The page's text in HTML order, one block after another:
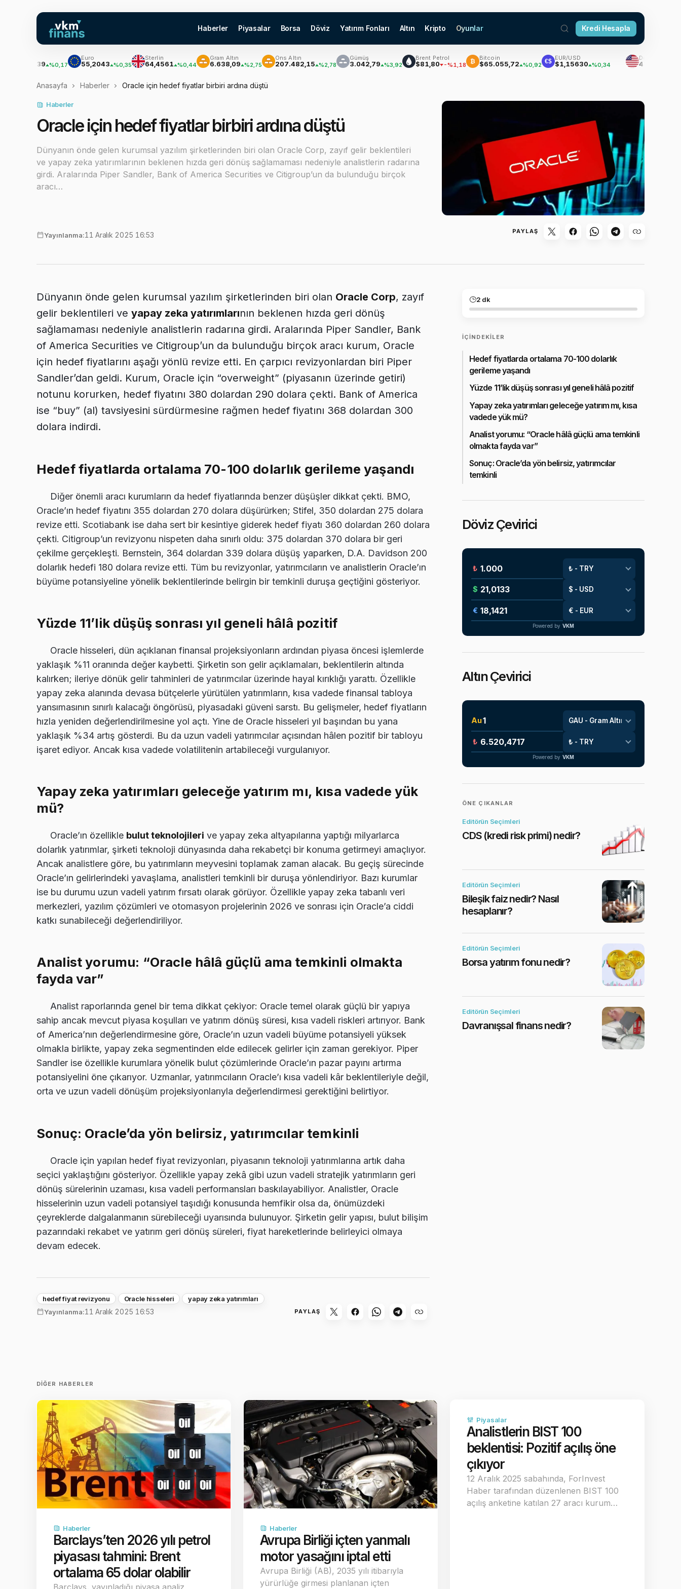
Haberler Piyasalar Borsa Döviz Yatırım Fonları Altın Kripto Oyunlar Kredi Hesapla
%0,17
Euro
55,2043 %0,35
Sterlin
64,4561 %0,44
Gram Altın
6.638,09 %2,75
Ons Altın
207.482,15 %2,78
Gümüş
3.042,79 %3,92
Brent Petrol
$81,80 -%1,18 ₿
Bitcoin
$65.055,72 %0,92 €$
EUR/USD
$1,15630 %0,34
Dolar
47,7039
Anasayfa Haberler Oracle için hedef fiyatlar birbiri ardına düştü
Haberler
Oracle için hedef fiyatlar birbiri ardına düştü
Dünyanın önde gelen kurumsal yazılım şirketlerinden biri olan Oracle Corp, zayıf gelir beklentileri
ve yapay zeka yatırımlarının beklenen hızda geri dönüş sağlamaması nedeniyle analistlerin radarına
girdi. Aralarında Piper Sandler, Bank of America Securities ve Citigroup’un da bulunduğu birçok
aracı…
Yayınlanma:11 Aralık 2025 16:53 PAYLAŞ
Dünyanın önde gelen kurumsal yazılım şirketlerinden biri olan Oracle Corp, zayıf
gelir beklentileri ve yapay zeka yatırımlarının beklenen hızda geri dönüş
sağlamaması nedeniyle analistlerin radarına girdi. Aralarında Piper Sandler, Bank
of America Securities ve Citigroup’un da bulunduğu birçok aracı kurum, Oracle
için hedef fiyatlarını aşağı yönlü revize etti. En çarpıcı revizyonlardan biri Piper
Sandler’dan geldi. Kurum, Oracle için “overweight” (piyasanın üzerinde getiri)
notunu korurken, hedef fiyatını 380 dolardan 290 dolara çekti. Bank of America
ise “buy” (al) tavsiyesini sürdürmesine rağmen hedef fiyatını 368 dolardan 300
dolara indirdi.
Hedef fiyatlarda ortalama 70-100 dolarlık gerileme yaşandı
Diğer önemli aracı kurumların da hedef fiyatlarında benzer düşüşler dikkat çekti. BMO,
Oracle’ın hedef fiyatını 355 dolardan 270 dolara düşürürken; Stifel, 350 dolardan 275 dolara
revize etti. Scotiabank ise daha sert bir kesintiye giderek hedef fiyatı 360 dolardan 260 dolara
çekti. Citigroup’un revizyonu nispeten daha sınırlı oldu: 375 dolardan 370 dolara bir geri
çekilme gerçekleşti. Bernstein, 364 dolardan 339 dolara düşüş yaparken, D.A. Davidson 200
dolarlık hedefi 180 dolara revize etti. Tüm bu revizyonlar, yatırımcıların ve analistlerin Oracle’ın
büyüme potansiyeline yönelik beklentilerinde belirgin bir temkinli duruşa geçtiğini gösteriyor.
Yüzde 11’lik düşüş sonrası yıl geneli hâlâ pozitif
Oracle hisseleri, dün açıklanan finansal projeksiyonların ardından piyasa öncesi işlemlerde
yaklaşık %11 oranında değer kaybetti. Şirketin son gelir açıklamaları, beklentilerin altında
kalırken; ileriye dönük gelir tahminleri de yatırımcılar üzerinde hayal kırıklığı yarattı. Özellikle
yapay zeka alanında devasa bütçelerle yürütülen yatırımların, kısa vadede finansal tabloya
yansımasının sınırlı kalacağı öngörüsü, piyasadaki güveni sarstı. Bu gelişmeler, hedef fiyatların
hızla yeniden değerlendirilmesine yol açtı. Yine de Oracle hisseleri yıl başından bu yana
yaklaşık %34 artış gösterdi. Bu da uzun vadeli yatırımcılar açısından hâlen pozitif bir tabloyu
işaret ediyor. Ancak kısa vadede volatilitenin artabileceği vurgulanıyor.
Yapay zeka yatırımları geleceğe yatırım mı, kısa vadede yük
mü?
Oracle’ın özellikle bulut teknolojileri ve yapay zeka altyapılarına yaptığı milyarlarca
dolarlık yatırımlar, şirketi teknoloji dünyasında daha rekabetçi bir konuma getirmeyi amaçlıyor.
Ancak analistlere göre, bu yatırımların meyvesini toplamak zaman alacak. Bu geçiş sürecinde
Oracle’ın gelirlerindeki yavaşlama, analistleri temkinli bir duruşa yönlendiriyor. Bazı kurumlar
ise bu durumu uzun vadeli yatırım fırsatı olarak görüyor. Özellikle yapay zeka tabanlı veri
merkezleri, yazılım çözümleri ve otomasyon projelerinin 2026 ve sonrası için Oracle’a ciddi
katkı sunabileceği değerlendiriliyor.
Analist yorumu: “Oracle hâlâ güçlü ama temkinli olmakta
fayda var”
Analist raporlarında genel bir tema dikkat çekiyor: Oracle temel olarak güçlü bir yapıya
sahip ancak mevcut piyasa koşulları ve yatırım dönüş süresi, kısa vadeli riskleri artırıyor. Bank
of America’nın değerlendirmesine göre, Oracle’ın uzun vadeli büyüme potansiyeli yüksek
olmakla birlikte, yapay zeka segmentinden elde edilecek gelirler için zaman gerekiyor. Piper
Sandler ise özellikle kurumlara yönelik bulut çözümlerinde Oracle’ın pazar payını artırma
potansiyelini öne çıkarıyor. Uzmanlar, yatırımcıların Oracle’ı kısa vadeli kâr beklentileriyle değil,
orta ve uzun vadeli dönüşüm projeksiyonlarıyla değerlendirmesi gerektiğini belirtiyor.
Sonuç: Oracle’da yön belirsiz, yatırımcılar temkinli
Oracle için yapılan hedef fiyat revizyonları, piyasanın teknoloji yatırımlarına artık daha
seçici yaklaştığını gösteriyor. Özellikle yapay zekâ gibi uzun vadeli stratejik yatırımların geri
dönüş sürelerinin uzaması, kısa vadeli performansları baskılayabiliyor. Analistler, Oracle
hisselerinin uzun vadeli potansiyel taşıdığı konusunda hemfikir olsa da, önümüzdeki
çeyreklerde dalgalanmanın sürebileceği uyarısında bulunuyor. Şirketin gelir yapısı, bulut bilişim
pazarındaki rekabet ve yatırım geri dönüş süreleri, fiyat hareketlerinde belirleyici olmaya
devam edecek.
hedef fiyat revizyonu Oracle hisseleri
yapay zeka yatırımları
Yayınlanma:11 Aralık 2025 16:53 PAYLAŞ
2 dk
İÇINDEKILER
Hedef fiyatlarda ortalama 70-100 dolarlık
gerileme yaşandı
Yüzde 11’lik düşüş sonrası yıl geneli hâlâ pozitif
Yapay zeka yatırımları geleceğe yatırım mı, kısa
vadede yük mü?
Analist yorumu: “Oracle hâlâ güçlü ama temkinli
olmakta fayda var”
Sonuç: Oracle’da yön belirsiz, yatırımcılar
temkinli
Döviz Çevirici
₺
$
€
Powered by VKM
Altın Çevirici
Au
₺
Powered by VKM
ÖNE ÇIKANLAR
Editörün Seçimleri
CDS (kredi risk primi) nedir?
Editörün Seçimleri
Bileşik faiz nedir? Nasıl
hesaplanır?
Editörün Seçimleri
Borsa yatırım fonu nedir?
Editörün Seçimleri
Davranışsal finans nedir?
DIĞER HABERLER
Haberler
Barclays’ten 2026 yılı petrol
piyasası tahmini: Brent
ortalama 65 dolar olabilir
Barclays, yayınladığı piyasa analiz
Haberler
Avrupa Birliği içten yanmalı
motor yasağını iptal etti
Avrupa Birliği (AB), 2035 yılı itibarıyla
yürürlüğe girmesi planlanan içten
Piyasalar
Analistlerin BIST 100
beklentisi: Pozitif açılış öne
çıkıyor
12 Aralık 2025 sabahında, ForInvest
Haber tarafından düzenlenen BIST 100
açılış anketine katılan 27 aracı kurum…